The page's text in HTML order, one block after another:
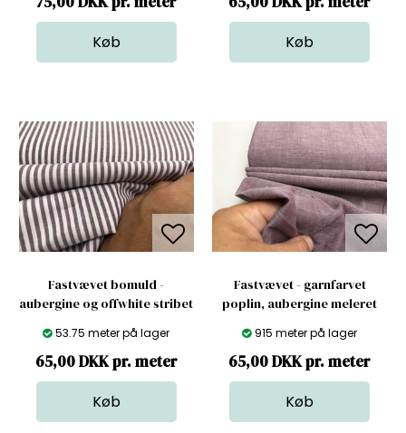
Fastvævet bomuld -
aubergine og offwhite stribet
53.75 meter på lager
65,00 DKK pr. meter
Fastvævet - garnfarvet
poplin, aubergine meleret
915 meter på lager
65,00 DKK pr. meter